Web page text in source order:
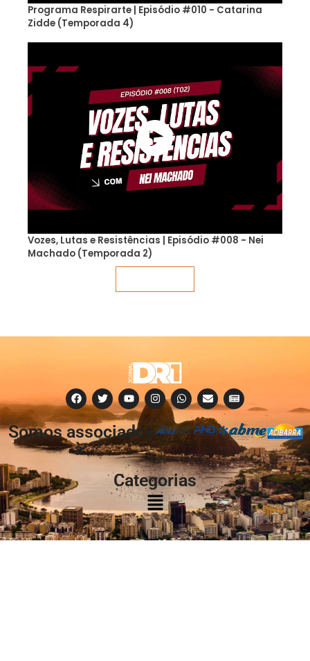
Programa Respirarte | Episódio #010 - Catarina
Zidde (Temporada 4)
Vozes, Lutas e Resistências | Episódio #008 - Nei
Machado (Temporada 2)
Somos associados
à:
Categorias